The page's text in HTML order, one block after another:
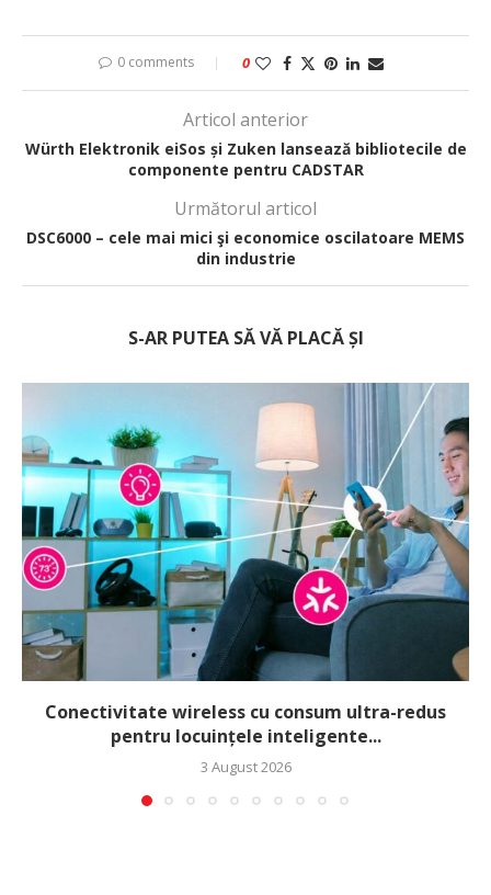
0 comments 0
Articol anterior
Würth Elektronik eiSos și Zuken lansează bibliotecile de
componente pentru CADSTAR
Următorul articol
DSC6000 – cele mai mici şi economice oscilatoare MEMS
din industrie
S-AR PUTEA SĂ VĂ PLACĂ ȘI
Conectivitate wireless cu consum ultra-redus
pentru locuințele inteligente...
3 August 2026